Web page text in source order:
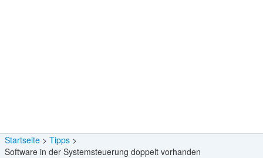
Startseite
Tipps
Software in der Systemsteuerung doppelt vorhanden